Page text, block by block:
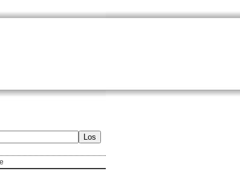
Los